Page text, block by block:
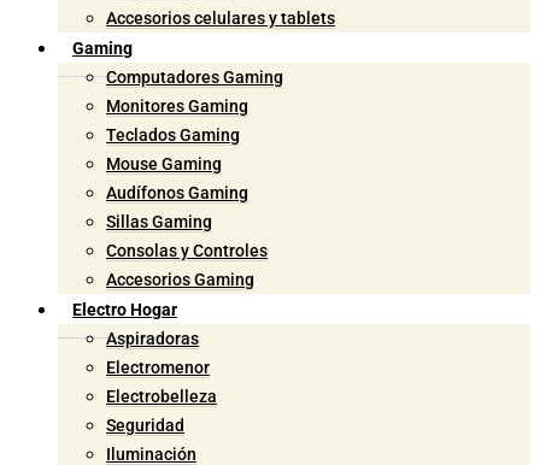
Accesorios celulares y tablets
Gaming
Computadores Gaming
Monitores Gaming
Teclados Gaming
Mouse Gaming
Audífonos Gaming
Sillas Gaming
Consolas y Controles
Accesorios Gaming
Electro Hogar
Aspiradoras
Electromenor
Electrobelleza
Seguridad
Iluminación